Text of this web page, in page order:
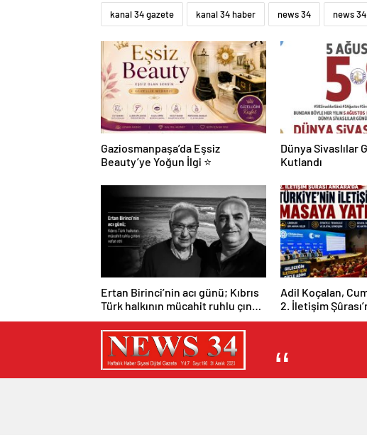
kanal 34 gazete kanal 34 haber news 34 news
Gaziosmanpaşa’da Eşsiz
Beauty’ye Yoğun İlgi ⭐
Dünya Sivaslılar
Kutlandı
Ertan Birinci’nin acı günü; Kıbrıs
Türk halkının mücahit ruhlu çınarı
vefat etti
Adil Koçalan,
2. İletişim